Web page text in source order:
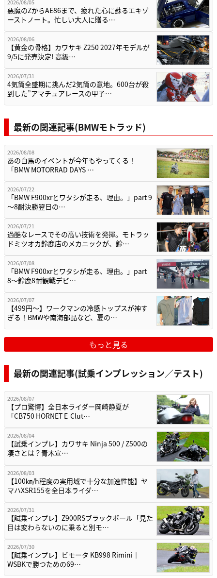
2026/08/05
悪魔のZからAE86まで、疲れた心に蘇るエキゾ
ーストノート。忙しい大人に贈る…
2026/08/06
【黄金の骨格】カワサキ Z250 2027年モデルが
9/5に発売決定! 高級…
2026/07/31
4気筒全盛期に挑んだ2気筒の意地。600台が殺
到した”アマチュアレースの甲子…
最新の関連記事(BMWモトラッド)
2026/08/08
あの白馬のイベントが今年もやってくる！
「BMW MOTORRAD DAYS …
2026/07/22
「BMW F900xrとワタシが走る、理由。」part 9
〜8耐決勝翌日の…
2026/07/21
過酷なレースでその高い技術を発揮。モトラッ
ドミツオカ鈴鹿店のメカニックが、鈴…
2026/07/08
「BMW F900xrとワタシが走る、理由。」part
8〜鈴鹿8耐観戦デビ…
2026/07/07
【499円〜】ワークマンの冷感トップスが神す
ぎる！BMWや南海部品など、夏の…
もっと見る
最新の関連記事(試乗インプレッション／テスト)
2026/08/07
【プロ驚愕】全日本ライダー岡崎静夏が
「CB750 HORNET E-Clut…
2026/08/04
【試乗インプレ】カワサキ Ninja 500 / Z500の
凄さとは？青木宣…
2026/08/03
【100㎞/h程度の実用域で十分な加速性能】ヤ
マハXSR155を全日本ライダ…
2026/07/31
【試乗インプレ】Z900RSブラックボール「見た
目は変わらないのに乗ると別モ…
2026/07/30
【試乗インプレ】ビモータ KB998 Rimini｜
WSBKで勝つための69…